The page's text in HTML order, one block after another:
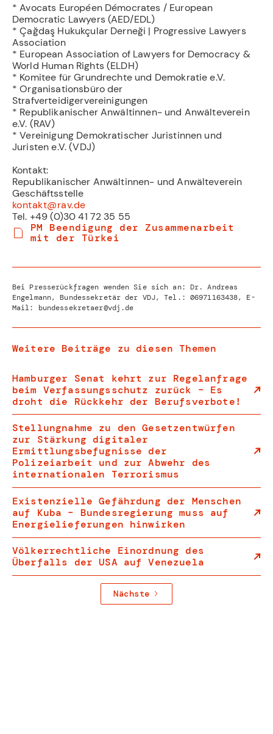
* Avocats Européen Démocrates / European
Democratic Lawyers (AED/EDL)
* Çağdaş Hukukçular Derneği | Progressive Lawyers
Association
* European Association of Lawyers for Democracy &
World Human Rights (ELDH)
* Komitee für Grundrechte und Demokratie e.V.
* Organisationsbüro der
Strafverteidigervereinigungen
* Republikanischer Anwältinnen- und Anwälteverein
e.V. (RAV)
* Vereinigung Demokratischer Juristinnen und
Juristen e.V. (VDJ)
Kontakt:
Republikanischer Anwältinnen- und Anwälteverein
Geschäftsstelle
kontakt@rav.de
Tel. +49 (0)30 41 72 35 55
PM Beendigung der Zusammenarbeit
mit der Türkei
Bei Presserückfragen wenden Sie sich an: Dr. Andreas
Engelmann, Bundessekretär der VDJ, Tel.: 06971163438, E-
Mail: bundessekretaer@vdj.de
Weitere Beiträge zu diesen Themen
Hamburger Senat kehrt zur Regelanfrage
beim Verfassungsschutz zurück – Es
droht die Rückkehr der Berufsverbote!
Stellungnahme zu den Gesetzentwürfen
zur Stärkung digitaler
Ermittlungsbefugnisse der
Polizeiarbeit und zur Abwehr des
internationalen Terrorismus
Existenzielle Gefährdung der Menschen
auf Kuba – Bundesregierung muss auf
Energielieferungen hinwirken
Völkerrechtliche Einordnung des
Überfalls der USA auf Venezuela
Nächste